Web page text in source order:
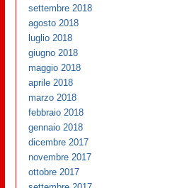
settembre 2018
agosto 2018
luglio 2018
giugno 2018
maggio 2018
aprile 2018
marzo 2018
febbraio 2018
gennaio 2018
dicembre 2017
novembre 2017
ottobre 2017